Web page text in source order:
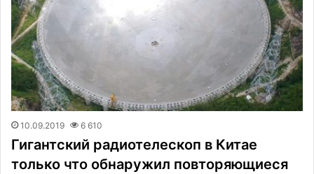
10.09.2019 6 610
Гигантский радиотелескоп в Китае
только что обнаружил повторяющиеся